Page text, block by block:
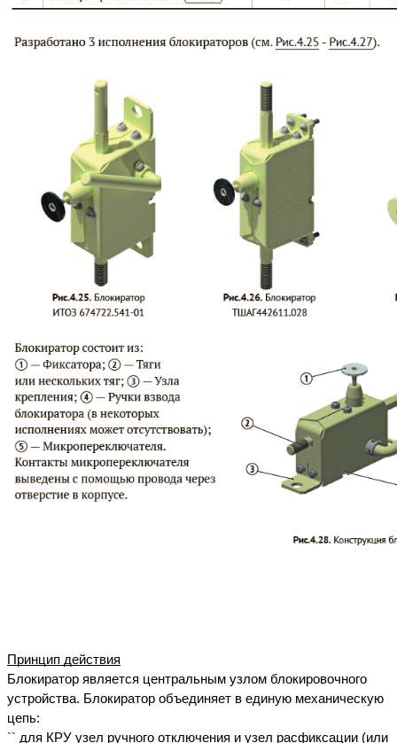
Принцип действия
Блокиратор является центральным узлом блокировочного
устройства. Блокиратор объединяет в единую механическую
цепь:
`` для КРУ узел ручного отключения и узел расфиксации (или